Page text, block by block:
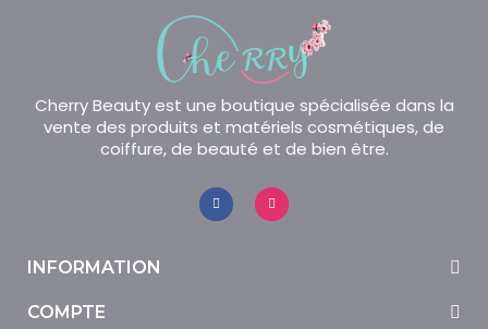
Cherry Beauty est une boutique spécialisée dans la
vente des produits et matériels cosmétiques, de
coiffure, de beauté et de bien être.
INFORMATION
COMPTE